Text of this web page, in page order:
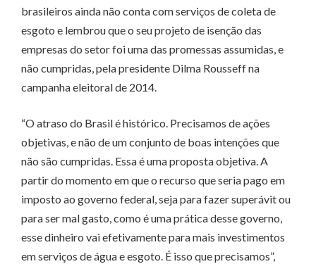
brasileiros ainda não conta com serviços de coleta de
esgoto e lembrou que o seu projeto de isenção das
empresas do setor foi uma das promessas assumidas, e
não cumpridas, pela presidente Dilma Rousseff na
campanha eleitoral de 2014.
“O atraso do Brasil é histórico. Precisamos de ações
objetivas, e não de um conjunto de boas intenções que
não são cumpridas. Essa é uma proposta objetiva. A
partir do momento em que o recurso que seria pago em
imposto ao governo federal, seja para fazer superávit ou
para ser mal gasto, como é uma prática desse governo,
esse dinheiro vai efetivamente para mais investimentos
em serviços de água e esgoto. É isso que precisamos”,